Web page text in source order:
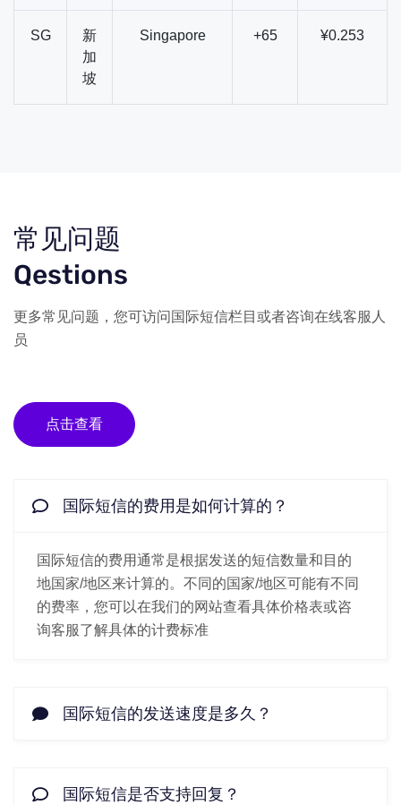
SG
新
加
坡
Singapore +65 ¥0.253
常见问题
Qestions
更多常见问题，您可访问国际短信栏目或者咨询在线客服人
员
点击查看
国际短信的费用是如何计算的？
国际短信的费用通常是根据发送的短信数量和目的
地国家/地区来计算的。不同的国家/地区可能有不同
的费率，您可以在我们的网站查看具体价格表或咨
询客服了解具体的计费标准
国际短信的发送速度是多久？
国际短信是否支持回复？